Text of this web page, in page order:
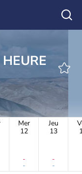
Mer
12
-
-
Jeu
13
-
-